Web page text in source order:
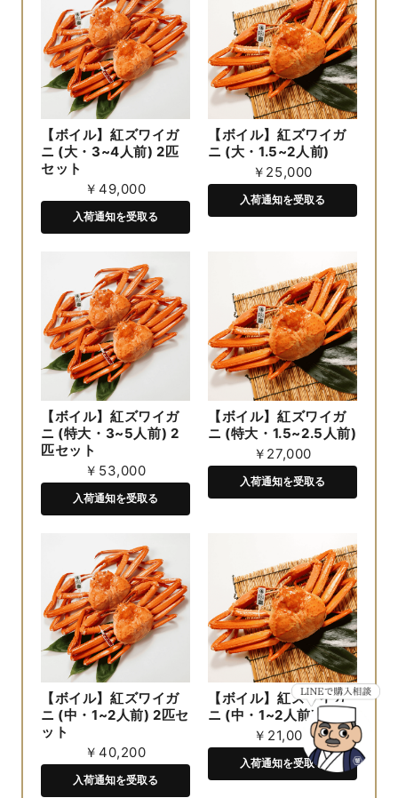
【ボイル】紅ズワイガ
ニ (大・3~4人前) 2匹
セット
￥49,000
入荷通知を受取る
【ボイル】紅ズワイガ
ニ (大・1.5~2人前)
￥25,000
入荷通知を受取る
【ボイル】紅ズワイガ
ニ (特大・3~5人前) 2
匹セット
￥53,000
入荷通知を受取る
【ボイル】紅ズワイガ
ニ (特大・1.5~2.5人前)
￥27,000
入荷通知を受取る
【ボイル】紅ズワイガ
ニ (中・1~2人前) 2匹セ
ット
￥40,200
入荷通知を受取る
【ボイル】紅ズワイガ
ニ (中・1~2人前)
￥21,000
入荷通知を受取る